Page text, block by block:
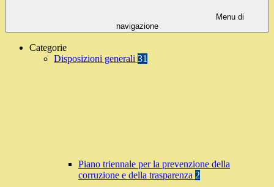
Menu di
navigazione
Categorie
Disposizioni generali 31
Piano triennale per la prevenzione della
corruzione e della trasparenza 2